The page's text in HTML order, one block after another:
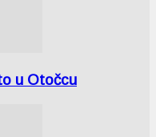
u Otočcu